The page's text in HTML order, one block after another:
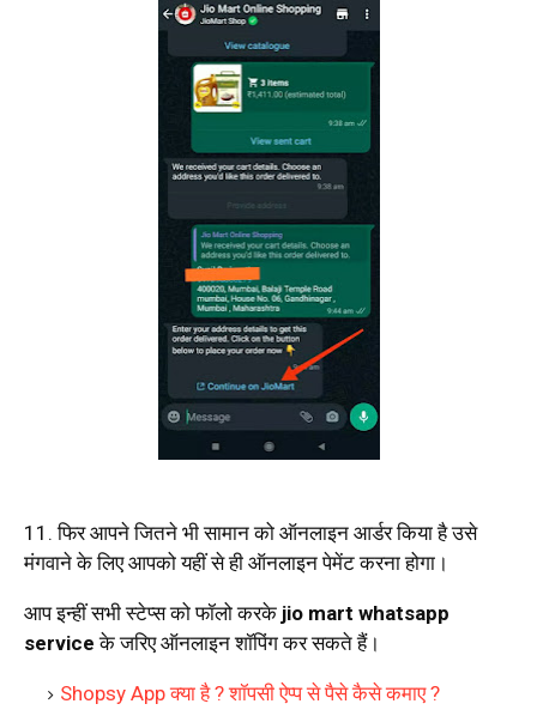
11. फिर आपने जितने भी सामान को ऑनलाइन आर्डर किया है उसे
मंगवाने के लिए आपको यहीं से ही ऑनलाइन पेमेंट करना होगा।
आप इन्हीं सभी स्टेप्स को फॉलो करके jio mart whatsapp
service के जरिए ऑनलाइन शॉपिंग कर सकते हैं।
Shopsy App क्या है ? शॉपसी ऐप्प से पैसे कैसे कमाए ?